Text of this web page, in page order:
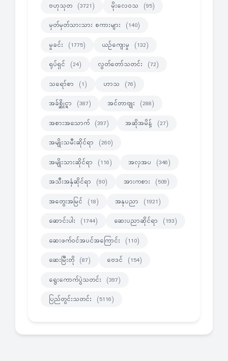
ဗဟုသုတ (3721) မိုးလေဝသ (95)
မှတ်မှတ်သားသား စကားများ (140)
မှုခင်း (1775) ယဉ်ကျေးမှု (132)
ရုပ်ရှင် (24) လွတ်တော်သတင်း (72)
သရော်စာ (1) ဟာသ (76)
အခ်စ္ဆိုင္ရာ (387) အင်တာဗျုး (288)
အစားအသောက် (397) အဆိုအမိန့် (27)
အမျိုးသမီးဆိုင်ရာ (260)
အမျိုးသားဆိုင်ရာ (116) အလှအပ (346)
အသီးအနှံဆိုင်ရာ (90) အားကစား (509)
အတွေးအမြင် (18) အနုပညာ (1921)
ဆောင်းပါး (1744) ဆေးပညာဆိုင်ရာ (193)
ဆေးဖက်ဝင်အပင်အကြောင်း (110)
ဆေးမြီးတို (87) ဗေဒင် (154)
ရွေးကောက်ပွဲသတင်း (397)
ပြည်တွင်းသတင်း (5116)